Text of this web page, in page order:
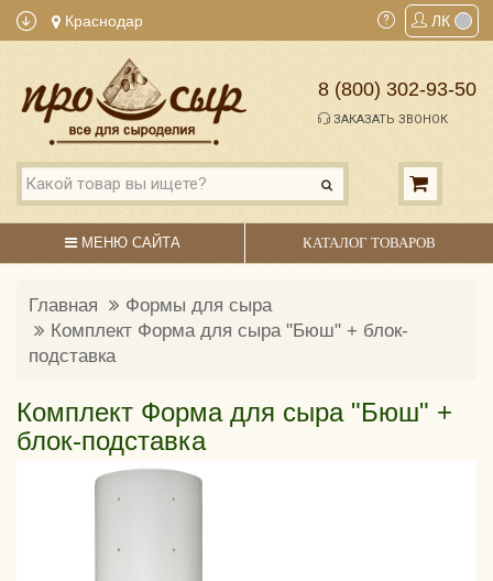
Краснодар ЛК
8 (800) 302-93-50
ЗАКАЗАТЬ ЗВОНОК
МЕНЮ САЙТА КАТАЛОГ ТОВАРОВ
Главная
Формы для сыра
Комплект Форма для сыра "Бюш" + блок-
подставка
Комплект Форма для сыра "Бюш" +
блок-подставка